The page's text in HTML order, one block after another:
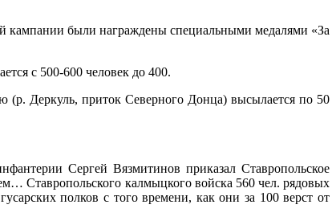
кампании были награждены специальными медалями «За
с 500-600 человек до 400.
Деркуль, приток Северного Донца) высылается по 50
Сергей Вязмитинов приказал Ставропольское
Ставропольского калмыцкого войска 560 чел. рядовых
полков с того времени, как они за 100 верст от